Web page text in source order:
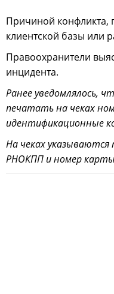
Причиной конфликта,
клиентской базы или
Правоохранители
инцидента.
Ранее уведомлялось,
печатать на чеках
идентификационные
На чеках
РНОКПП и номер